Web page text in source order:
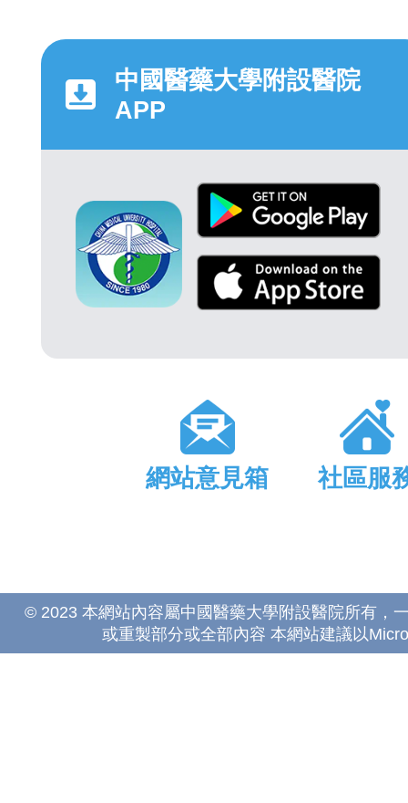
中國醫藥大學附設醫院
APP
網站意見箱 社區服
© 2023 本網站內容屬中國醫藥大學附設醫院所有，
或重製部分或全部內容 本網站建議以